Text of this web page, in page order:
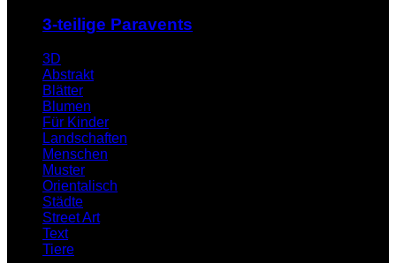
3-teilige Paravents
3D
Abstrakt
Blätter
Blumen
Für Kinder
Landschaften
Menschen
Muster
Orientalisch
Städte
Street Art
Text
Tiere